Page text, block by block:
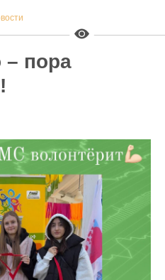
– пора